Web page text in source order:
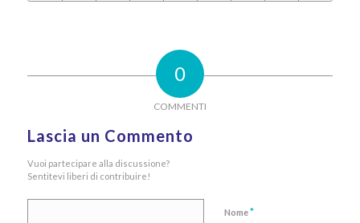
0
COMMENTI
Lascia un Commento
Vuoi partecipare alla discussione?
Sentitevi liberi di contribuire!
Nome*